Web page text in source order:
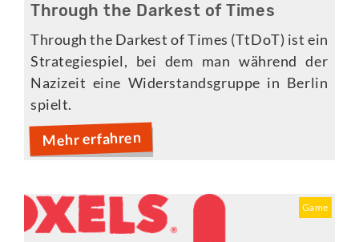
Through the Darkest of Times
Through the Darkest of Times (TtDoT) ist ein
Strategiespiel, bei dem man während der
Nazizeit eine Widerstandsgruppe in Berlin
spielt.
Mehr erfahren
Game